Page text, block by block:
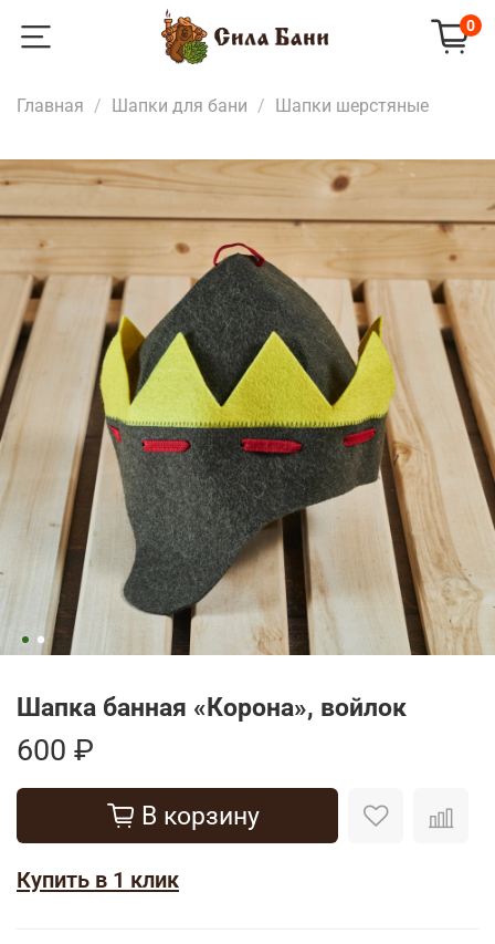
0
Главная Шапки для бани Шапки шерстяные
Шапка банная «Корона», войлок
600 ₽
В корзину
Купить в 1 клик